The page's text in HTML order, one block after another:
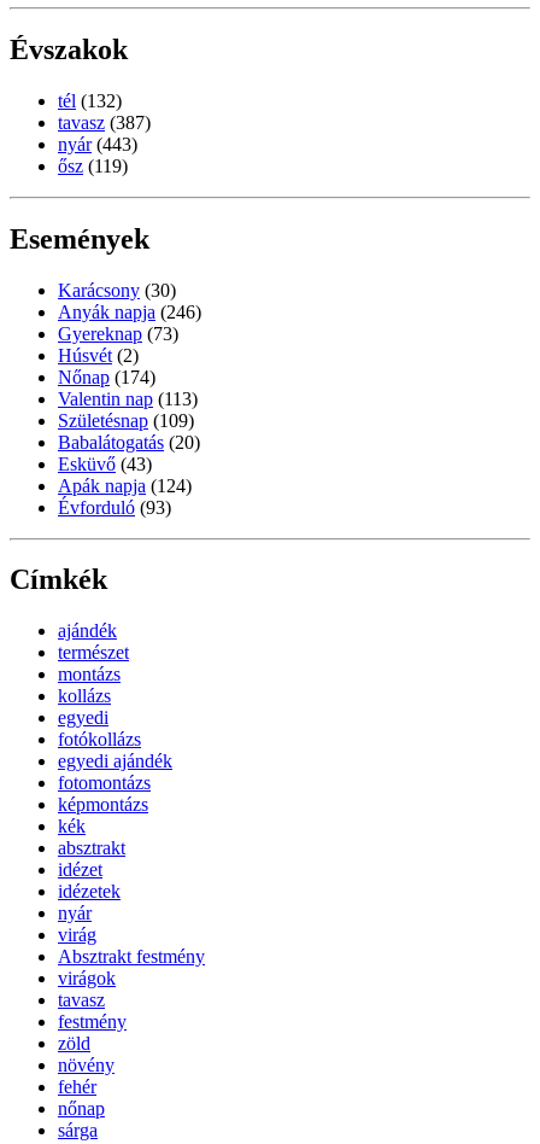
Évszakok
tél (132)
tavasz (387)
nyár (443)
ősz (119)
Események
Karácsony (30)
Anyák napja (246)
Gyereknap (73)
Húsvét (2)
Nőnap (174)
Valentin nap (113)
Születésnap (109)
Babalátogatás (20)
Esküvő (43)
Apák napja (124)
Évforduló (93)
Címkék
ajándék
természet
montázs
kollázs
egyedi
fotókollázs
egyedi ajándék
fotomontázs
képmontázs
kék
absztrakt
idézet
idézetek
nyár
virág
Absztrakt festmény
virágok
tavasz
festmény
zöld
növény
fehér
nőnap
sárga